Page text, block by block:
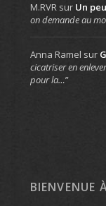
M.RVRsur Un
on demande au
Anna Ramel sur
cicatriser en
pour la…”
BIENVENUE